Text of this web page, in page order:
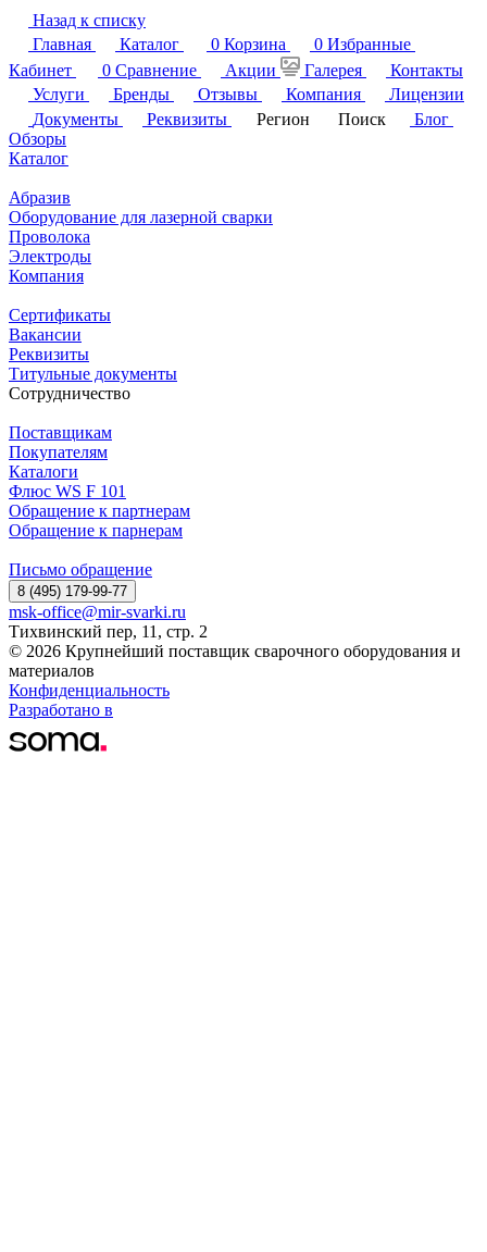
Назад к списку
Главная
Каталог 0 Корзина 0 Избранные
Кабинет
0 Сравнение Акции Галерея
Контакты
Услуги
Бренды Отзывы Компания
Лицензии
Документы
Реквизиты Регион Поиск
Блог
Обзоры
Каталог
Абразив
Оборудование для лазерной сварки
Проволока
Электроды
Компания
Сертификаты
Вакансии
Реквизиты
Титульные документы
Сотрудничество
Поставщикам
Покупателям
Каталоги
Флюс WS F 101
Обращение к партнерам
Обращение к парнерам
Письмо обращение
8 (495) 179-99-77
msk-office@mir-svarki.ru
Тихвинский пер, 11, стр. 2
© 2026 Крупнейший поставщик сварочного оборудования и
материалов
Конфиденциальность
Разработано в